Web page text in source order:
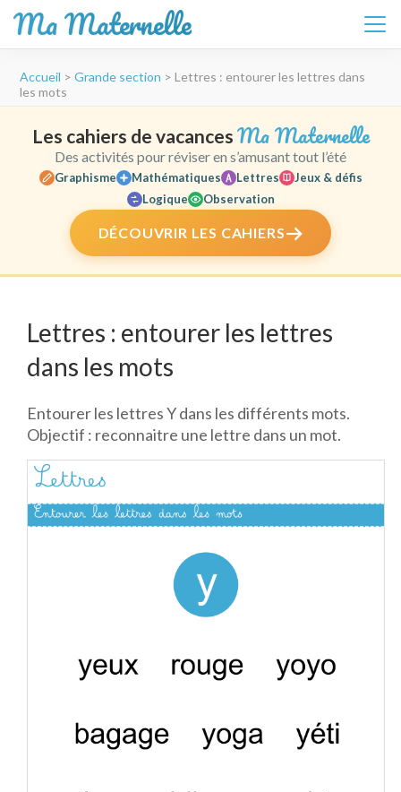
Ma Maternelle
contenu
Entrée)
Accueil > Grande section > Lettres : entourer les lettres dans
les mots
Les cahiers de vacances Ma Maternelle
Des activités pour réviser en s’amusant tout l’été
Graphisme Mathématiques Lettres
Jeux & défis
Logique
Observation
DÉCOUVRIR LES CAHIERS
Lettres : entourer les lettres
dans les mots
Entourer les lettres Y dans les différents mots.
Objectif : reconnaitre une lettre dans un mot.